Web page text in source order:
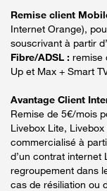
Remise client
Internet Orange),
souscrivant à partir
Fibre/ADSL : remise
Up et Max + Smart
Avantage Client
Remise de 5€/mois
Livebox Lite,
commercialisé à
d’un contrat internet
regroupement dans
cas de résiliation ou